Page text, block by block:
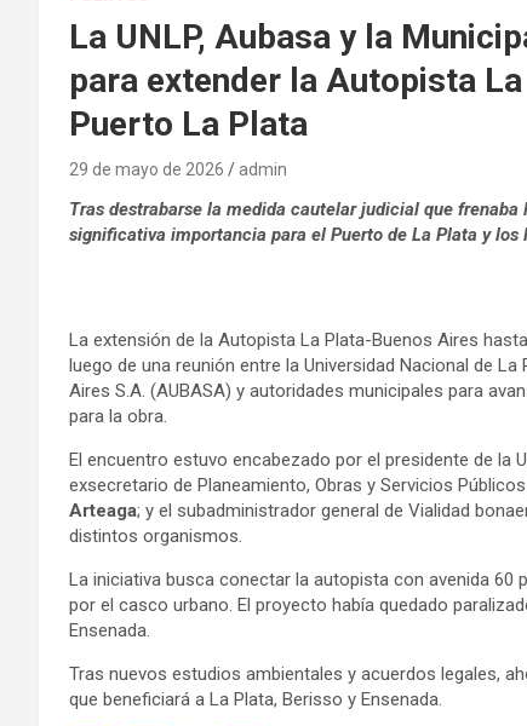
La UNLP, Aubasa y la
para extender la Autopista
Puerto La Plata
29 de mayo de 2026 admin
Tras destrabarse la medida cautelar judicial que
significativa importancia para el Puerto de La Plata y
La extensión de la Autopista La Plata-Buenos Aires
luego de una reunión entre la Universidad Nacional de
Aires S.A. (AUBASA) y autoridades municipales para
para la obra.
El encuentro estuvo encabezado por el presidente de la
exsecretario de Planeamiento, Obras y Servicios
Arteaga; y el subadministrador general de Vialidad
distintos organismos.
La iniciativa busca conectar la autopista con avenida
por el casco urbano. El proyecto había quedado
Ensenada.
Tras nuevos estudios ambientales y acuerdos legales,
que beneficiará a La Plata, Berisso y Ensenada.